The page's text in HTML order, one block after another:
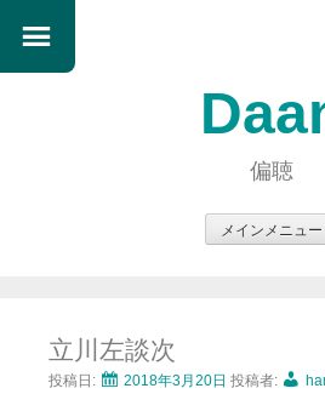
偏聴
メインメニュー
ン
ツ
立川左談次
投稿日: 2018年3月20日 投稿者: